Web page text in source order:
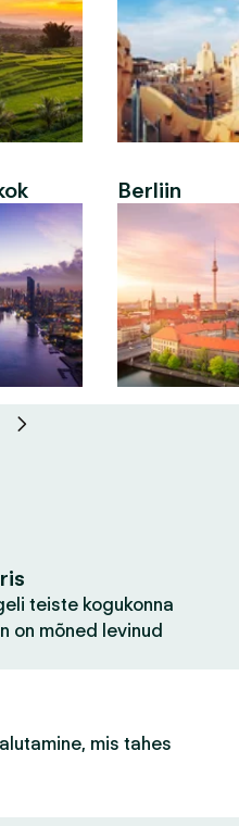
Berliin
teiste kogukonna
on mõned levinud
mis tahes